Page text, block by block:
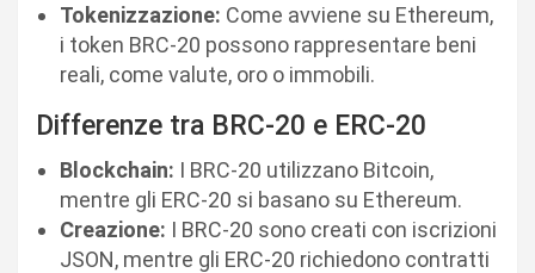
Tokenizzazione: Come avviene su Ethereum,
i token BRC-20 possono rappresentare beni
reali, come valute, oro o immobili.
Differenze tra BRC-20 e ERC-20
Blockchain: I BRC-20 utilizzano Bitcoin,
mentre gli ERC-20 si basano su Ethereum.
Creazione: I BRC-20 sono creati con iscrizioni
JSON, mentre gli ERC-20 richiedono contratti